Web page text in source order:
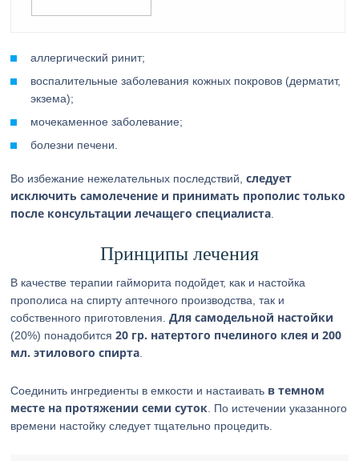
аллергический ринит;
воспалительные заболевания кожных покровов (дерматит,
экзема);
мочекаменное заболевание;
болезни печени.
Во избежание нежелательных последствий,следует
исключить самолечение и принимать прополис только
после консультации лечащего специалиста
Принципы лечения
В качестве терапии гайморита подойдет, как и настойка
прополиса на спирту аптечного производства, так и
собственного приготовления.Для самодельной настойки
(20%) понадобится20 гр. натертого пчелиного клея и 200
мл. этилового спирта
Соединить ингредиенты в емкости и настаивать в темном
месте на протяжении семи суток . По истечении указанного
времени настойку следует тщательно процедить.